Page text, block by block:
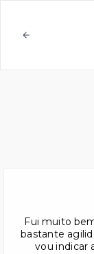
Fui muito
bastante
vou indicar